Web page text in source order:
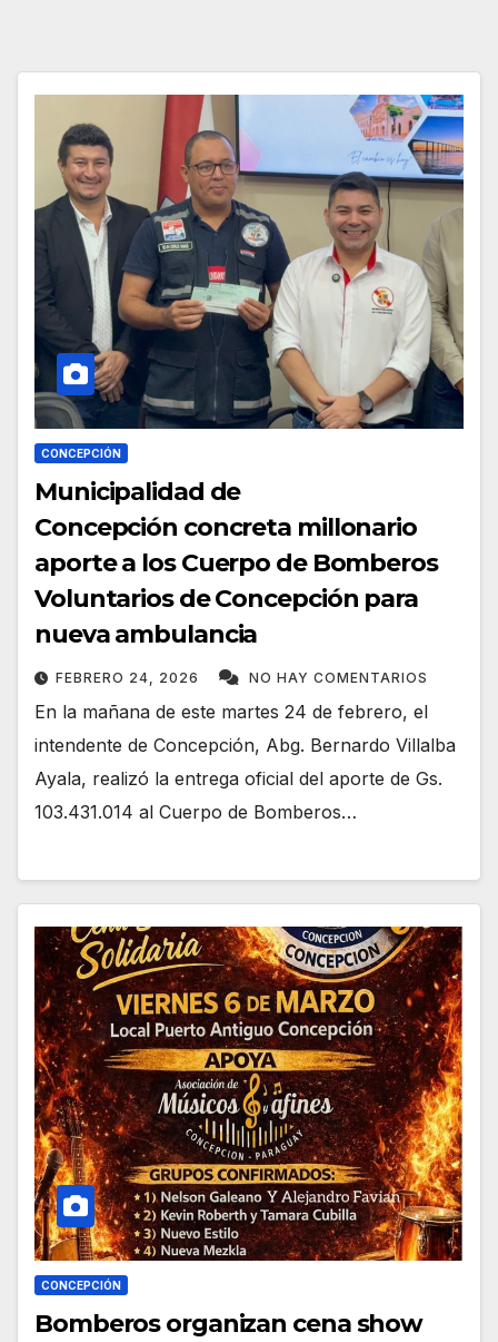
CONCEPCIÓN
Municipalidad de
Concepción concreta millonario
aporte a los Cuerpo de Bomberos
Voluntarios de Concepción para
nueva ambulancia
FEBRERO 24, 2026 NO HAY COMENTARIOS
En la mañana de este martes 24 de febrero, el
intendente de Concepción, Abg. Bernardo Villalba
Ayala, realizó la entrega oficial del aporte de Gs.
103.431.014 al Cuerpo de Bomberos…
CONCEPCIÓN
Bomberos organizan cena show